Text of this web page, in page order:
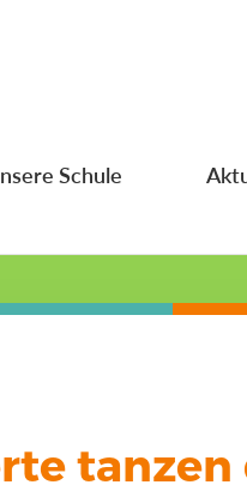
Schule
tanzen